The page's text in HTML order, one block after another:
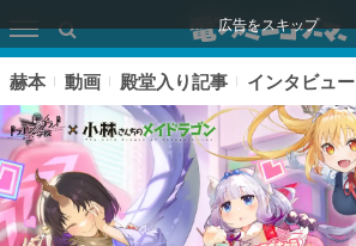
広告をスキップ
赫本 動画 殿堂入り記事 インタビュー